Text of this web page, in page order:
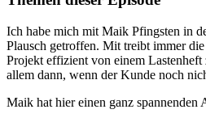
Ich habe mich mit Maik Pfingsten in
Plausch getroffen. Mit treibt immer
Projekt effizient von einem
allem dann, wenn der Kunde noch
Maik hat hier einen ganz spannenden